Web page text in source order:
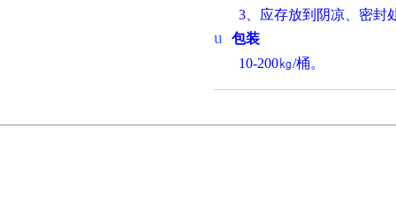
3、应存放到阴凉、密封
u
包装
10-200㎏/桶。